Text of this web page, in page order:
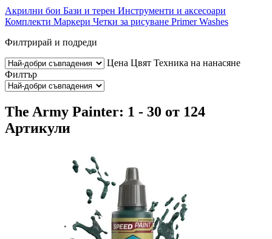
Акрилни бои Бази и терен Инструменти и аксесоари
Комплекти Маркери Четки за рисуване Primer Washes
Филтрирай и подреди
Цена Цвят Техника на нанасяне
Филтър
The Army Painter: 1 - 30 от 124
Артикули